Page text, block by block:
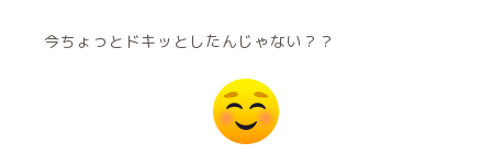
今ちょっとドキッとしたんじゃない？？